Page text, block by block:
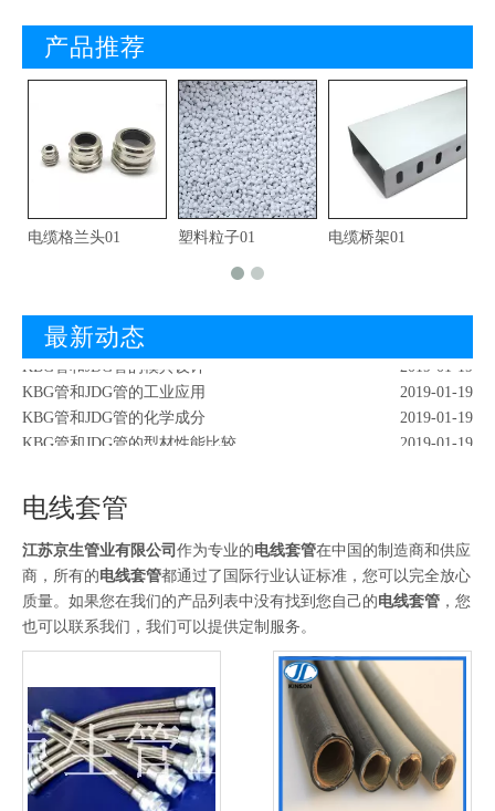
产品推荐
电缆格兰头01 塑料粒子01 电缆桥架01
最新动态
KBG管和JDG管的爆破试验
KBG管和JDG管的模具设计
2019-01-19
KBG管和JDG管的工业应用
2019-01-19
KBG管和JDG管的化学成分
2019-01-19
KBG管和JDG管的型材性能比较
2019-01-19
KBG管和JDG管的实用意义
KBG管和JDG管的形态成分
2019-01-19
红外检測KBG管
2019-02-18
KBG管和JDG管的爆破试验
2019-01-19
KBG管和JDG管的模具设计
电线套管
江苏京生管业有限公司 作为专业的电线套管在中国的制造商和供应
商，所有的电线套管都通过了国际行业认证标准，您可以完全放心
质量。如果您在我们的产品列表中没有找到您自己的电线套管 ，您
也可以联系我们，我们可以提供定制服务。